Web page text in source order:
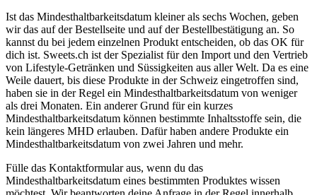
Ist das Mindesthaltbarkeitsdatum kleiner als sechs Wochen, geben
wir das auf der Bestellseite und auf der Bestellbestätigung an. So
kannst du bei jedem einzelnen Produkt entscheiden, ob das OK für
dich ist. Sweets.ch ist der Spezialist für den Import und den Vertrieb
von Lifestyle-Getränken und Süssigkeiten aus aller Welt. Da es eine
Weile dauert, bis diese Produkte in der Schweiz eingetroffen sind,
haben sie in der Regel ein Mindesthaltbarkeitsdatum von weniger
als drei Monaten. Ein anderer Grund für ein kurzes
Mindesthaltbarkeitsdatum können bestimmte Inhaltsstoffe sein, die
kein längeres MHD erlauben. Dafür haben andere Produkte ein
Mindesthaltbarkeitsdatum von zwei Jahren und mehr.
Fülle das Kontaktformular aus, wenn du das
Mindesthaltbarkeitsdatum eines bestimmten Produktes wissen